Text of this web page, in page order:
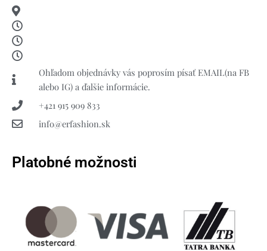
Ohľadom objednávky vás poprosím písať EMAIL(na FB
alebo IG) a ďalšie informácie.
+421 915 909 833
info@erfashion.sk
Platobné možnosti